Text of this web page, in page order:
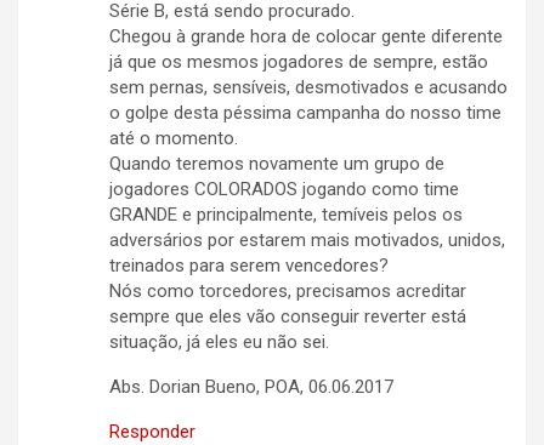
Série B, está sendo procurado.
Chegou à grande hora de colocar gente diferente
já que os mesmos jogadores de sempre, estão
sem pernas, sensíveis, desmotivados e acusando
o golpe desta péssima campanha do nosso time
até o momento.
Quando teremos novamente um grupo de
jogadores COLORADOS jogando como time
GRANDE e principalmente, temíveis pelos os
adversários por estarem mais motivados, unidos,
treinados para serem vencedores?
Nós como torcedores, precisamos acreditar
sempre que eles vão conseguir reverter está
situação, já eles eu não sei.
Abs. Dorian Bueno, POA, 06.06.2017
Responder